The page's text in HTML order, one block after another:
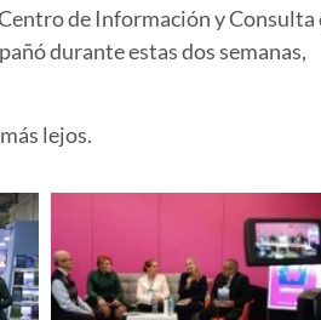
de Información y Consulta
durante estas dos semanas,
lejos.